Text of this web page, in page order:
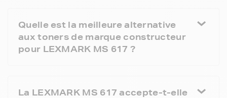
Quelle est la meilleure alternative
aux toners de marque constructeur
pour LEXMARK MS 617 ?
La LEXMARK MS 617 accepte-t-elle